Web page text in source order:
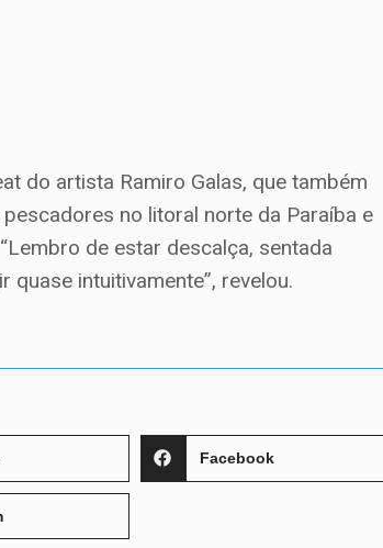
do artista Ramiro Galas, que também
no litoral norte da Paraíba e
de estar descalça, sentada
intuitivamente”, revelou.
Facebook